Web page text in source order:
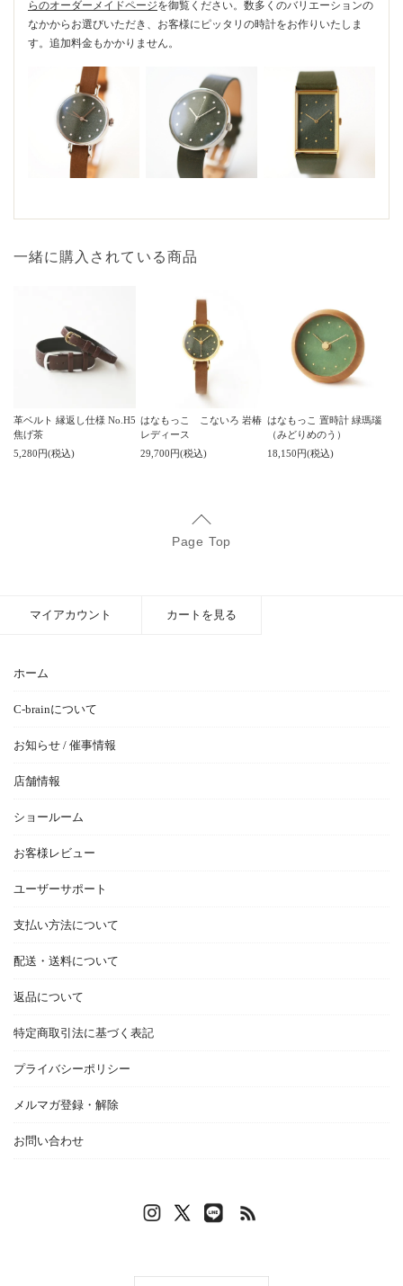
らのオーダーメイドページを御覧ください。数多くのバリエーションの
なかからお選びいただき、お客様にピッタリの時計をお作りいたしま
す。追加料金もかかりません。
一緒に購入されている商品
革ベルト 縁返し仕様 No.H5
焦げ茶
5,280円(税込)
はなもっこ こないろ 岩椿
レディース
29,700円(税込)
はなもっこ 置時計 緑瑪瑙
（みどりめのう）
18,150円(税込)
Page Top
ホーム
C-brainについて
お知らせ / 催事情報
店舗情報
ショールーム
お客様レビュー
ユーザーサポート
支払い方法について
配送・送料について
返品について
特定商取引法に基づく表記
プライバシーポリシー
メルマガ登録・解除
お問い合わせ
マイアカウント カートを見る